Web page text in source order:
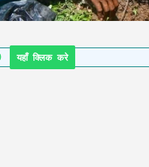
यहाँ क्लिक करे